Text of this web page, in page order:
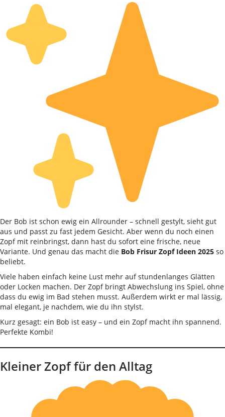
Der Bob ist schon ewig ein Allrounder – schnell gestylt, sieht gut
aus und passt zu fast jedem Gesicht. Aber wenn du noch einen
Zopf mit reinbringst, dann hast du sofort eine frische, neue
Variante. Und genau das macht die Bob Frisur Zopf Ideen 2025 so
beliebt.
Viele haben einfach keine Lust mehr auf stundenlanges Glätten
oder Locken machen. Der Zopf bringt Abwechslung ins Spiel, ohne
dass du ewig im Bad stehen musst. Außerdem wirkt er mal lässig,
mal elegant, je nachdem, wie du ihn stylst.
Kurz gesagt: ein Bob ist easy – und ein Zopf macht ihn spannend.
Perfekte Kombi!
Kleiner Zopf für den Alltag